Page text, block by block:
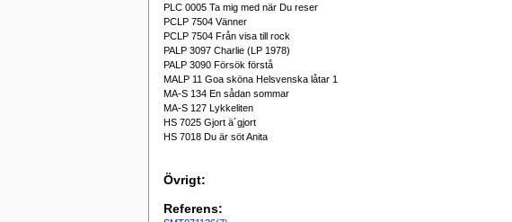
PLC 0005 Ta mig med när Du reser
PCLP 7504 Vänner
PCLP 7504 Från visa till rock
PALP 3097 Charlie (LP 1978)
PALP 3090 Försök förstå
MALP 11 Goa sköna Helsvenska låtar 1
MA-S 134 En sådan sommar
MA-S 127 Lykkeliten
HS 7025 Gjort ä´gjort
HS 7018 Du är söt Anita
Övrigt:
Referens: